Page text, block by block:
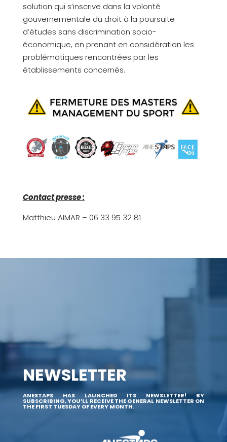
solution qui s’inscrive dans la volonté
gouvernementale du droit à la poursuite
d’études sans discrimination socio-
économique, en prenant en considération les
problématiques rencontrées par les
établissements concernés.
Contact presse :
Matthieu AIMAR – 06 33 95 32 81
NEWSLETTER
ANESTAPS HAS LAUNCHED ITS NEWSLETTER! BY
SUBSCRIBING, YOU’LL RECEIVE THE GENERAL NEWSLETTER ON
THE FIRST TUESDAY OF EVERY MONTH.